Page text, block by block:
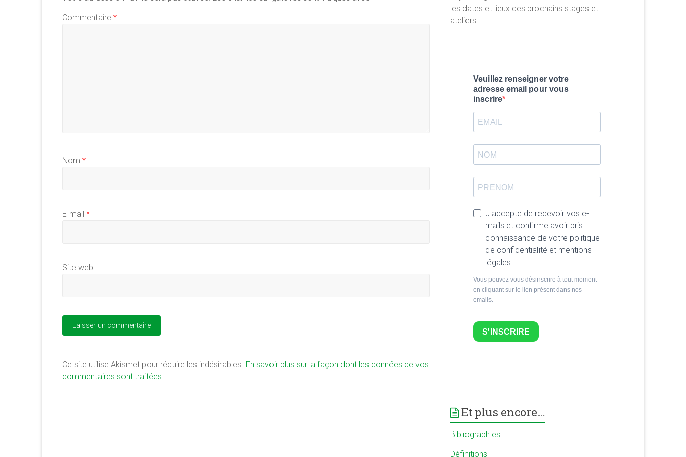
Commentaire *
Nom *
E-mail *
Site web
Ce site utilise Akismet pour réduire les indésirables. En savoir plus sur la façon dont les données de vos
commentaires sont traitées.
les dates et lieux des prochains stages et
ateliers.
Veuillez renseigner votre
adresse email pour vous
inscrire
J'accepte de recevoir vos e-
mails et confirme avoir pris
connaissance de votre politique
de confidentialité et mentions
légales.
Vous pouvez vous désinscrire à tout moment
en cliquant sur le lien présent dans nos
emails.
S'INSCRIRE
Et plus encore…
Bibliographies
Définitions